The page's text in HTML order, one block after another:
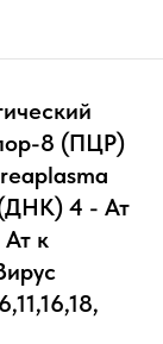
8 (ПЦР)
4 - Ат
к